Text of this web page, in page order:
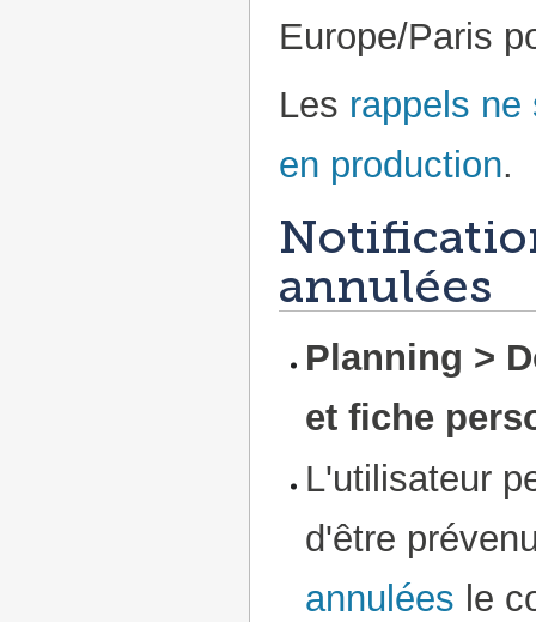
Europe/Paris
Les rappels
en production.
annulées
Planning >
et fiche
L'utilisateur
d'être
annulées le